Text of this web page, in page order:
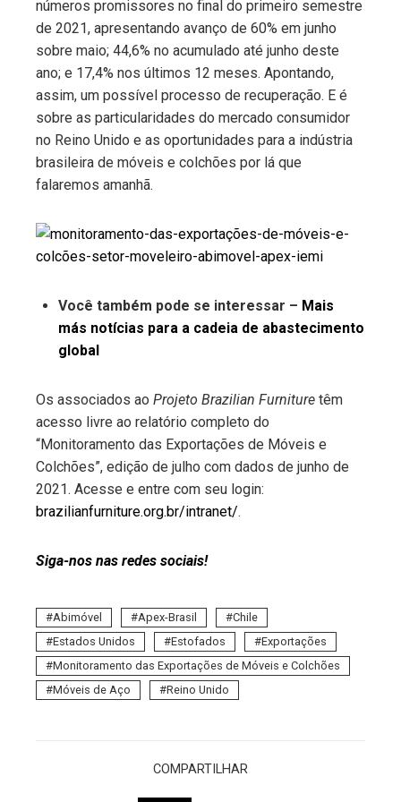
números promissores no final do primeiro semestre
de 2021, apresentando avanço de 60% em junho
sobre maio; 44,6% no acumulado até junho deste
ano; e 17,4% nos últimos 12 meses. Apontando,
assim, um possível processo de recuperação. E é
sobre as particularidades do mercado consumidor
no Reino Unido e as oportunidades para a indústria
brasileira de móveis e colchões por lá que
falaremos amanhã.
Você também pode se interessar – Mais
más notícias para a cadeia de abastecimento
global
Os associados ao Projeto Brazilian Furniture têm
acesso livre ao relatório completo do
“Monitoramento das Exportações de Móveis e
Colchões”, edição de julho com dados de junho de
2021. Acesse e entre com seu login:
brazilianfurniture.org.br/intranet/.
Siga-nos nas redes sociais!
Abimóvel Apex-Brasil
Chile
Estados Unidos
Estofados
Exportações
Monitoramento das Exportações de Móveis e Colchões
Móveis de Aço
Reino Unido
COMPARTILHAR